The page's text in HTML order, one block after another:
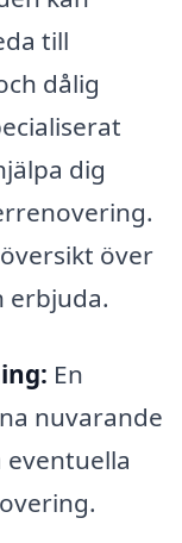
till
dålig
dig
över
erbjuda.
En
nuvarande